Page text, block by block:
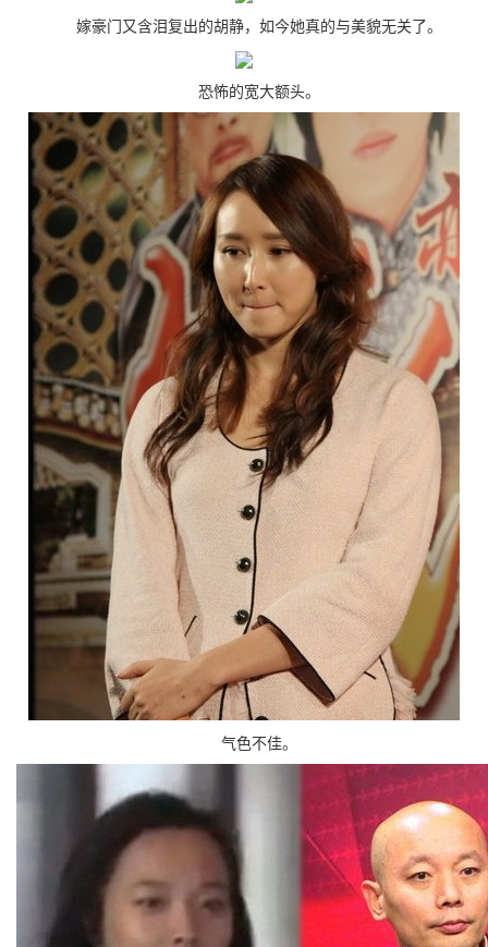
嫁豪门又含泪复出的胡静，如今她真的与美貌无关了。
恐怖的宽大额头。
气色不佳。